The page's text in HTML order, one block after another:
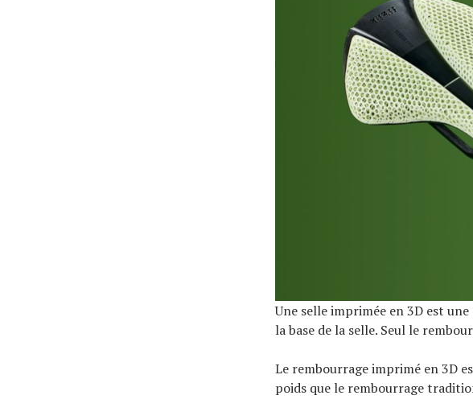
Une selle imprimée en 3D est
la base de la selle. Seul le
Le rembourrage imprimé en 3D
poids que le rembourrage